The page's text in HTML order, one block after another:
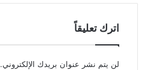
اترك تعليقاً
لن يتم نشر عنوان بريدك الإلكتروني.